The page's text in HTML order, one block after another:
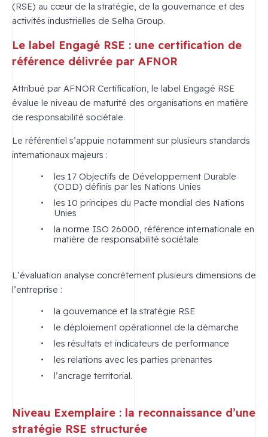
(RSE) au cœur de la stratégie, de la gouvernance et des
activités industrielles de Selha Group.
Le label Engagé RSE : une certification de
référence délivrée par AFNOR
Attribué par AFNOR Certification, le label Engagé RSE
évalue le niveau de maturité des organisations en matière
de responsabilité sociétale.
Le référentiel s’appuie notamment sur plusieurs standards
internationaux majeurs :
les 17 Objectifs de Développement Durable
(ODD) définis par les Nations Unies
les 10 principes du Pacte mondial des Nations
Unies
la norme ISO 26000, référence internationale en
matière de responsabilité sociétale
L’évaluation analyse concrètement plusieurs dimensions de
l’entreprise :
la gouvernance et la stratégie RSE
le déploiement opérationnel de la démarche
les résultats et indicateurs de performance
les relations avec les parties prenantes
l’ancrage territorial.
Niveau Exemplaire : la reconnaissance d’une
stratégie RSE structurée